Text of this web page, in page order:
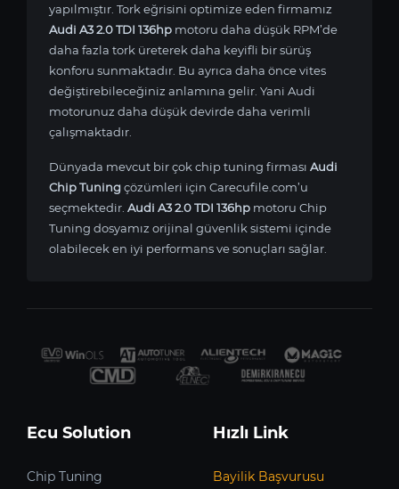
yapılmıştır. Tork eğrisini optimize eden firmamız
Audi A3 2.0 TDI 136hp motoru daha düşük RPM’de
daha fazla tork üreterek daha keyifli bir sürüş
konforu sunmaktadır. Bu ayrıca daha önce vites
değiştirebileceğiniz anlamına gelir. Yani Audi
motorunuz daha düşük devirde daha verimli
çalışmaktadır.
Dünyada mevcut bir çok chip tuning firması Audi
Chip Tuningçözümleri için Carecufile.com’u
seçmektedir. Audi A3 2.0 TDI 136hp motoru Chip
Tuning dosyamız orijinal güvenlik sistemi içinde
olabilecek en iyi performans ve sonuçları sağlar.
Ecu Solution
Chip Tuning
Hızlı Link
Bayilik Başvurusu